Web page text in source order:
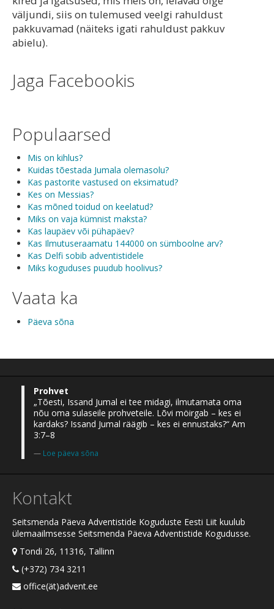
väljundi, siis on tulemused veelgi rahuldust
pakkuvamad (näiteks igati rahuldust pakkuv
abielu).
Jaga Facebookis
Populaarsed
Mis on kihlus?
Kuidas tõestada Jumala olemasolu?
Kas pastorite vastused on eksimatud?
Kes on Messias?
Kas mõned toidud on keelatud?
Miks on vaja kümnist maksta?
Kas laupäev või pühapäev?
Kas Ilmutuseraamatu 144000 on sümboolne arv?
Kas Delfi sobib adventistidele
Miks koguduses puudub hoolivus?
Vaata ka
Päeva sõna
Prohvet
„Tõesti, Issand Jumal ei tee midagi, ilmutamata oma
nõu oma sulaseile prohveteile. Lõvi möirgab – kes ei
kardaks? Issand Jumal räägib – kes ei ennustaks?“ Am
3:7–8
Loe päeva sõna
Kontakt
Seitsmenda Päeva Adventistide Koguduste Eesti Liit kuulub
ülemaailmsesse Seitsmenda Päeva Adventistide Kogudusse.
Tondi 26, 11316, Tallinn
(+372) 734 3211
office(ät)advent.ee